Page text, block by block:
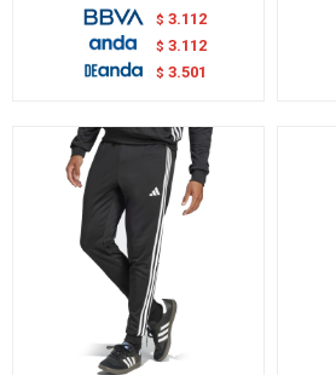
$ 3.112
$ 3.112
$ 3.501